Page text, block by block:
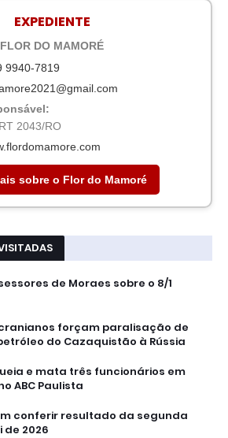
EXPEDIENTE
FLOR DO MAMORÉ
9940-7819
2043/RO
sobre o Flor do Mamoré
de Moraes sobre o 8/1
forçam paralisação de
do Cazaquistão à Rússia
e mata três funcionários em
ABC Paulista
conferir resultado da segunda
2026